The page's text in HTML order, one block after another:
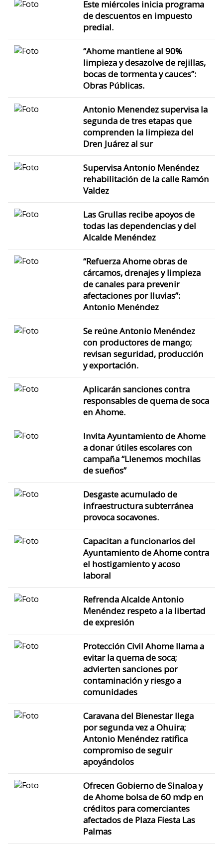
Este miércoles inicia programa
de descuentos en impuesto
predial.
“Ahome mantiene al 90%
limpieza y desazolve de rejillas,
bocas de tormenta y cauces”:
Obras Públicas.
Antonio Menendez supervisa la
segunda de tres etapas que
comprenden la limpieza del
Dren Juárez al sur
Supervisa Antonio Menéndez
rehabilitación de la calle Ramón
Valdez
Las Grullas recibe apoyos de
todas las dependencias y del
Alcalde Menéndez
“Refuerza Ahome obras de
cárcamos, drenajes y limpieza
de canales para prevenir
afectaciones por lluvias”:
Antonio Menéndez
Se reúne Antonio Menéndez
con productores de mango;
revisan seguridad, producción
y exportación.
Aplicarán sanciones contra
responsables de quema de soca
en Ahome.
Invita Ayuntamiento de Ahome
a donar útiles escolares con
campaña “Llenemos mochilas
de sueños”
Desgaste acumulado de
infraestructura subterránea
provoca socavones.
Capacitan a funcionarios del
Ayuntamiento de Ahome contra
el hostigamiento y acoso
laboral
Refrenda Alcalde Antonio
Menéndez respeto a la libertad
de expresión
Protección Civil Ahome llama a
evitar la quema de soca;
advierten sanciones por
contaminación y riesgo a
comunidades
Caravana del Bienestar llega
por segunda vez a Ohuira;
Antonio Menéndez ratifica
compromiso de seguir
apoyándolos
Ofrecen Gobierno de Sinaloa y
de Ahome bolsa de 60 mdp en
créditos para comerciantes
afectados de Plaza Fiesta Las
Palmas